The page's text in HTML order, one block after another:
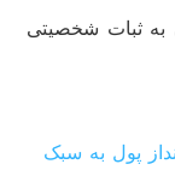
به ثبات شخصیتی
پول به سبک